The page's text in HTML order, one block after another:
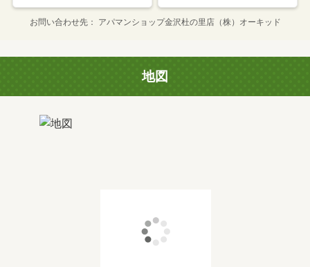
お問い合わせ先 アパマンショップ金沢杜の里店（株）オーキッド
地図